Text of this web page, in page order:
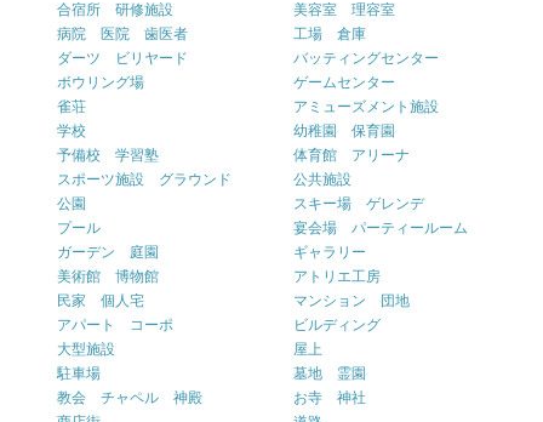
合宿所 研修施設
美容室 理容室
病院 医院 歯医者
工場 倉庫
ダーツ ビリヤード
バッティングセンター
ボウリング場
ゲームセンター
雀荘
アミューズメント施設
学校
幼稚園 保育園
予備校 学習塾
体育館 アリーナ
スポーツ施設 グラウンド
公共施設
公園
スキー場 ゲレンデ
プール
宴会場 パーティールーム
ガーデン 庭園
ギャラリー
美術館 博物館
アトリエ工房
民家 個人宅
マンション 団地
アパート コーポ
ビルディング
大型施設
屋上
駐車場
墓地 霊園
教会 チャペル 神殿
お寺 神社